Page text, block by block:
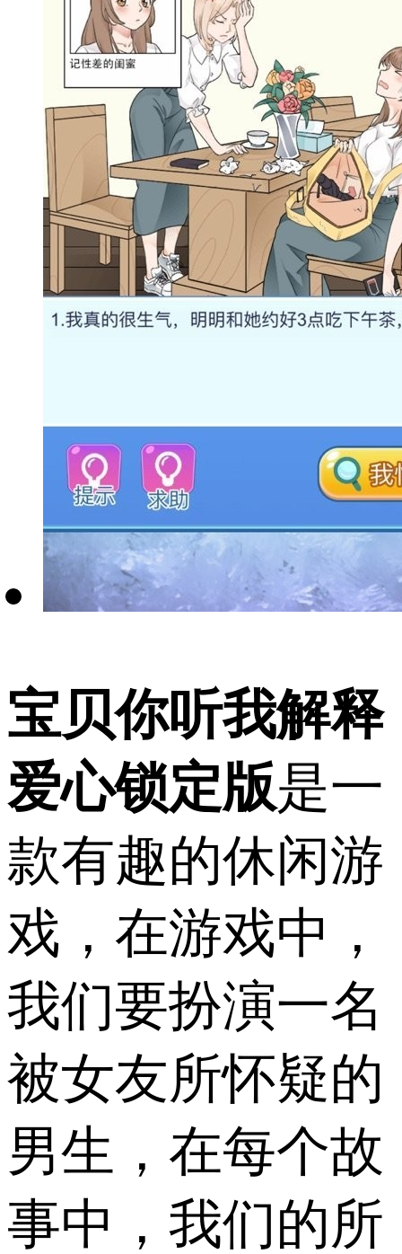
宝贝你听我解释
爱心锁定版是一
款有趣的休闲游
戏，在游戏中，
我们要扮演一名
被女友所怀疑的
男生，在每个故
事中，我们的所